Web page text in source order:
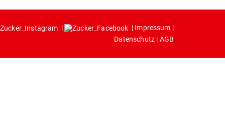
| | Impressum |
Datenschutz | AGB